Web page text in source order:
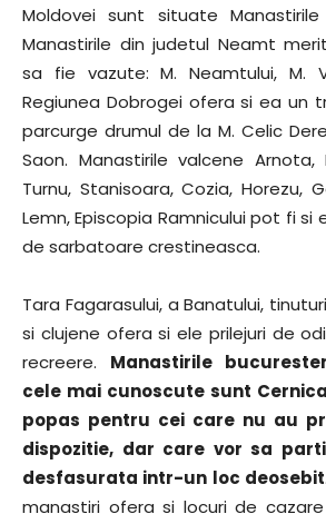
Moldovei sunt situate
Manastirile din judetul Neamt
sa fie vazute: M. Neamtului, M.
Regiunea Dobrogei ofera si ea un
parcurge drumul de la M. Celic
Saon. Manastirile valcene Arnota,
Turnu, Stanisoara, Cozia, Horezu,
Lemn, Episcopia Ramnicului pot fi si
de sarbatoare crestineasca.
Tara Fagarasului, a Banatului,
si clujene ofera si ele prilejuri de
recreere. Manastirile
cele mai cunoscute sunt
popas pentru cei care nu au
dispozitie, dar care vor sa
desfasurata intr-un loc deosebit
manastiri ofera si locuri de